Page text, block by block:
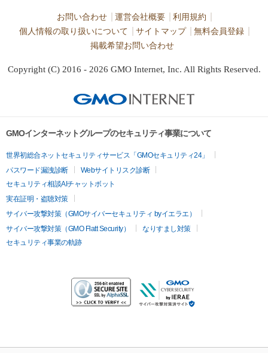
お問い合わせ 運営会社概要
利用規約
個人情報の取り扱いについて
サイトマップ
無料会員登録
掲載希望お問い合わせ
Copyright (C) 2016 - 2026 GMO Internet, Inc. All Rights Reserved.
GMOインターネットグループのセキュリティ事業について
世界初総合ネットセキュリティサービス「GMOセキュリティ24」
パスワード漏洩診断
Webサイトリスク診断
セキュリティ相談AIチャットボット
実在証明・盗聴対策
サイバー攻撃対策（GMOサイバーセキュリティ byイエラエ）
サイバー攻撃対策（GMO Flatt Security）
なりすまし対策
セキュリティ事業の軌跡